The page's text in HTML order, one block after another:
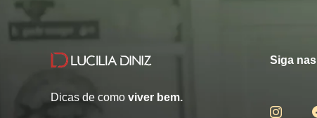
Dicas de como viver bem.
Siga